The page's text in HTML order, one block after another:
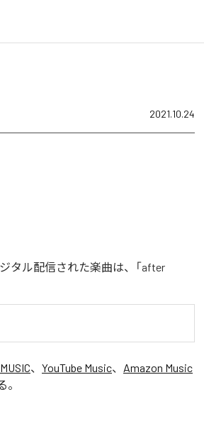
2021.10.24
タル配信された楽曲は、「after
、 YouTube Music、 Amazon Music